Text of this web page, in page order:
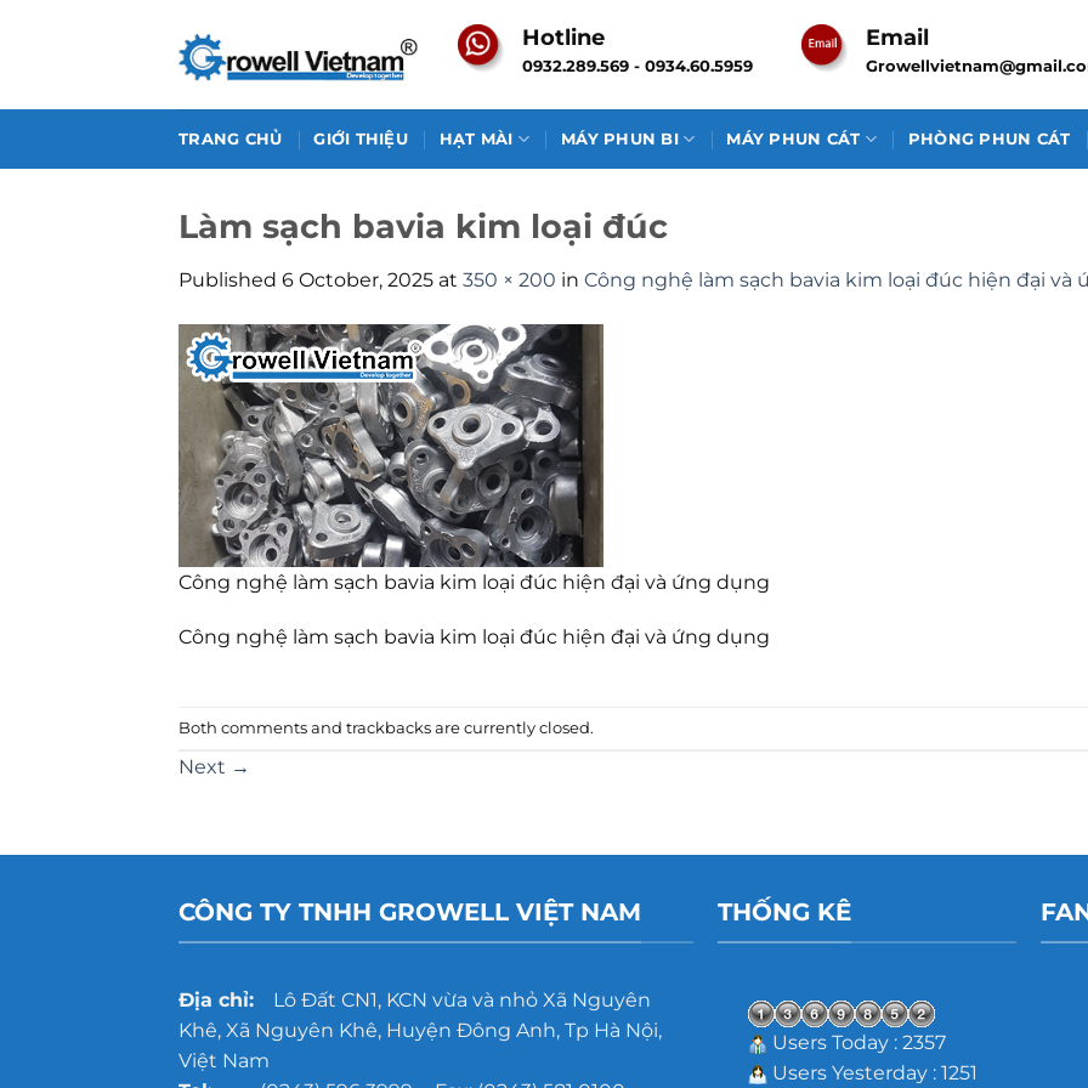
Hotline
0932.289.569 - 0934.60.5959
Email
TRANG CHỦ GIỚI THIỆU HẠT MÀI MÁY PHUN BI MÁY PHUN CÁT PHÒNG PHUN CÁT
Làm sạch bavia kim loại đúc
Published 6 October, 2025 at 350 × 200 in Công nghệ làm sạch bavia kim loại đúc hiện đại và
Công nghệ làm sạch bavia kim loại đúc hiện đại và ứng dụng
Công nghệ làm sạch bavia kim loại đúc hiện đại và ứng dụng
Both comments and trackbacks are currently closed.
Next →
CÔNG TY TNHH GROWELL VIỆT NAM
Địa chỉ:Lô Đất CN1, KCN vừa và nhỏ Xã Nguyên
Khê, Xã Nguyên Khê, Huyện Đông Anh, Tp Hà Nội,
Việt Nam
THỐNG KÊ
Users Today : 2357
Users Yesterday : 1251